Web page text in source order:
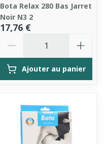
Bota Relax 280 Bas Jarret
Noir N3 2
17,76 €
Ajouter au panier